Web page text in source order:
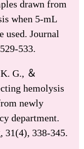
drawn from
when 5-mL
used. Journal
533.
G., ＆
hemolysis
newly
department.
31(4), 338-345.